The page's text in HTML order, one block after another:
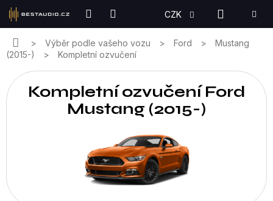
Přejít
obsah
CZK
KOŠÍK
DomůVýběr podle vašeho vozu Ford
Mustang
(2015-)
Kompletní ozvučení
Kompletní ozvučení Ford
Mustang (2015-)